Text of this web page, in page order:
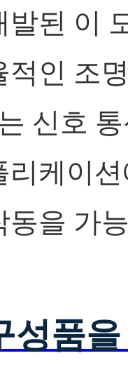
발된 이
적인 조
신호
리케이
동을 가
성품